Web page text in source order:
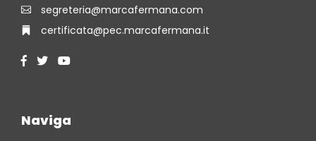
segreteria@marcafermana.com
certificata@pec.marcafermana.it
Naviga